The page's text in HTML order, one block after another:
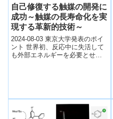
自己修復する触媒の開発に
成功～触媒の長寿命化を実
現する革新的技術～
2024-08-03 東京大学発表のポイ
ント 世界初、反応中に失活して
も外部エネルギーを必要とせ